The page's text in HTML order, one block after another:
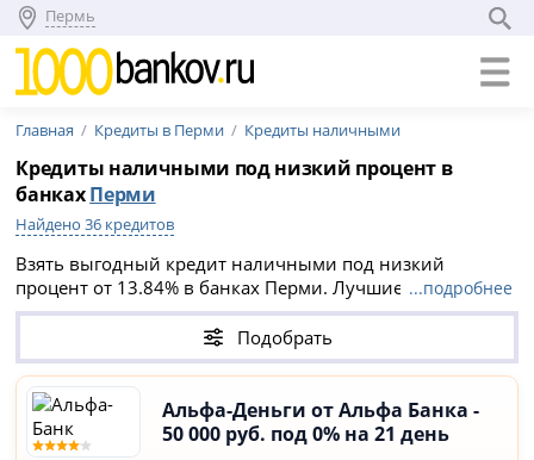
Пермь
Главная Кредиты в Перми Кредиты наличными
Кредиты наличными под низкий процент в
банкахПерми
Найдено 36 кредитов
Взять выгодный кредит наличными под низкий
процент от 13.84% в банках Перми. Лучшие кредиты на
август 2026: сравните 36 предложений и выберите
подходящие условия. На официальном сайте кредитной
организации оформите заявку онлайн на выгодный
кредит наличными с самой низкой ставкой.
...подробнее
Подобрать
Альфа-Деньги от Альфа Банка -
50 000 руб. под 0% на 21 день